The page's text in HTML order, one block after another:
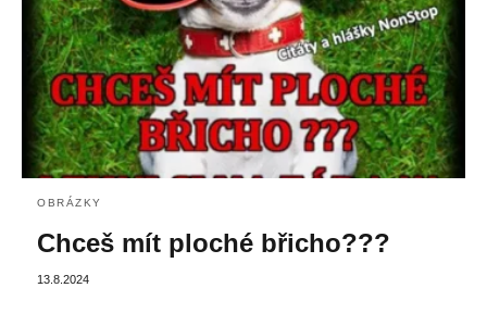
OBRÁZKY
Chceš mít ploché břicho???
13.8.2024